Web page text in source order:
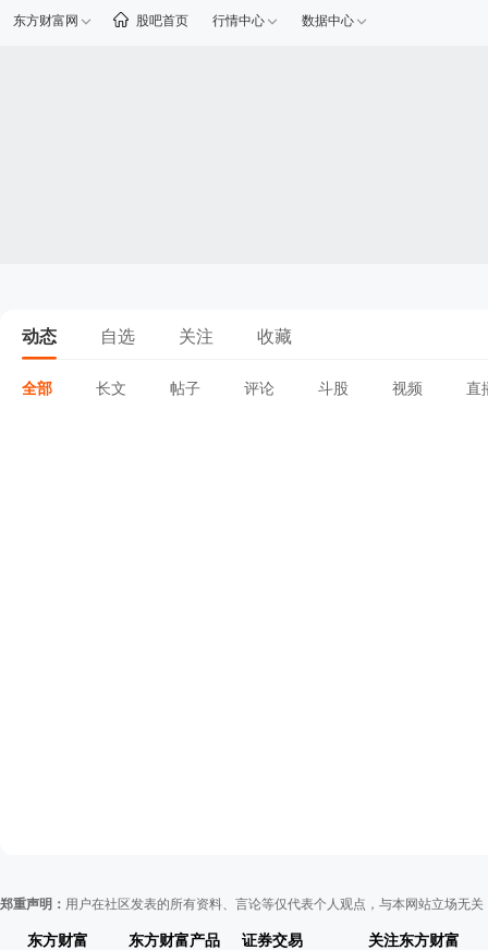
东方财富网 股吧首页 行情中心 数据中心
动态 自选 关注 收藏
全部 长文 帖子 评论 斗股 视频 直
郑重声明： 用户在社区发表的所有资料、言论等仅代表个人观点，与本网站立场无
东方财富 东方财富产品 证券交易 关注东方财富